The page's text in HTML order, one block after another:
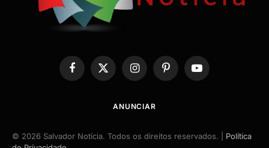
Facebook
X
(Twitter)
InstagramPinterestYouTube
ANUNCIAR
© 2026 Salvador Notícia. Todos os direitos reservados. | Política